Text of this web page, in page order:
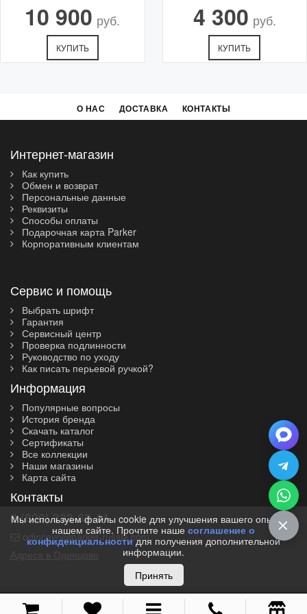
10 900 руб.
КУПИТЬ
4 300 руб.
КУПИТЬ
О НАС ДОСТАВКА КОНТАКТЫ
Интернет-магазин
Как купить
Обмен и возврат
Персональные данные
Реквизиты
Способы оплаты
Подарочная карта Parker
Корпоративным клиентам
Сервис и помощь
Выбрать шрифт
Гарантия
Сервисный центр
Проверка подлинности
Руководство по уходу
Как писать перьевой ручкой?
Информация
Популярные вопросы
История бренда
Скачать каталог
Сертификаты
Все коллекции
Наши магазины
Карта сайта
Контакты
8 (800) 333-69-44
odincovo@parker-russia.com
© 2010-2026 I Parker-Russia.com I Официальный дилер
Мы используем файлы cookie для улучшения вашего опыта на
нашем сайте. Прочтите наше соглашение о
конфиденциальности для получения дополнительной
информации.
Принять